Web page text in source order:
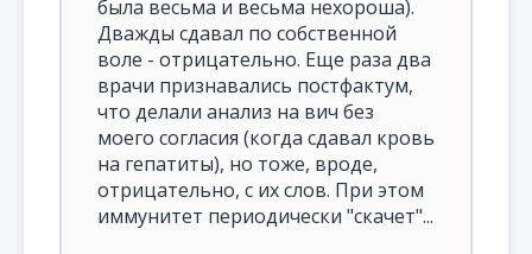
была весьма и весьма нехороша).
Дважды сдавал по собственной
воле - отрицательно. Еще раза два
врачи признавались постфактум,
что делали анализ на вич без
моего согласия (когда сдавал кровь
на гепатиты), но тоже, вроде,
отрицательно, с их слов. При этом
иммунитет периодически "скачет"...